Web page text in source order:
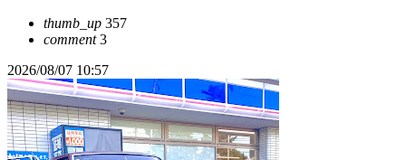
thumb_up 357
comment3
2026/08/07 10:57